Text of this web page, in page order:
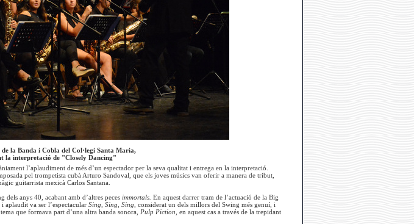
la Banda i Cobla del Col·legi Santa Maria,
la interpretació de "Closely Dancing"
l’aplaudiment de més d’un espectador per la seva qualitat i entrega en la interpretació.
pel trompetista cubà Arturo Sandoval, que els joves músics van oferir a manera de tribut,
guitarrista mexicà Carlos Santana.
dels anys 40, acabant amb d’altres peces immortals. En aquest darrer tram de l’actuació de la Big
aplaudit va ser l’espectacular Sing, Sing, Sing, considerat un dels millors del Swing més genuí, i
que formava part d’una altra banda sonora, Pulp Piction, en aquest cas a través de la trepidant